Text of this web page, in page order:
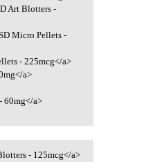
Art Blotters -
Micro Pellets -
- 225mcg</a>
a>
60mg</a>
- 125mcg</a>